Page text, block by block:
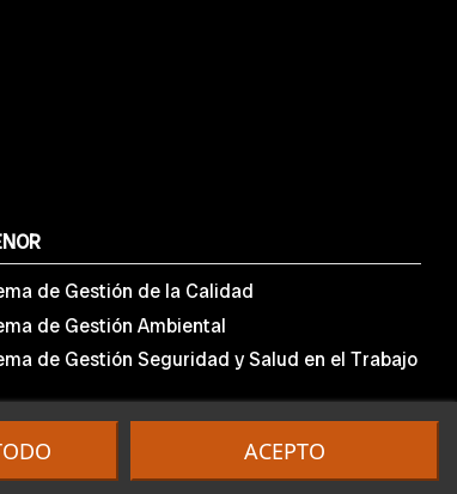
ACEPTO
de Gestión de la Calidad
de Gestión Ambiental
de Gestión Seguridad y Salud en el Trabajo